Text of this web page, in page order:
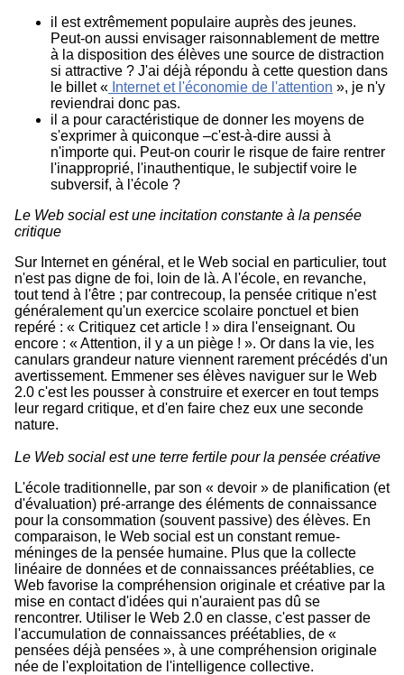
il est extrêmement populaire auprès des jeunes.
Peut-on aussi envisager raisonnablement de mettre
à la disposition des élèves une source de distraction
si attractive ? J'ai déjà répondu à cette question dans
le billet « Internet et l'économie de l'attention », je n'y
reviendrai donc pas.
il a pour caractéristique de donner les moyens de
s'exprimer à quiconque –c'est-à-dire aussi à
n'importe qui. Peut-on courir le risque de faire rentrer
l'inapproprié, l'inauthentique, le subjectif voire le
subversif, à l'école ?
Le Web social est une incitation constante à la pensée
critique
Sur Internet en général, et le Web social en particulier, tout
n'est pas digne de foi, loin de là. A l'école, en revanche,
tout tend à l'être ; par contrecoup, la pensée critique n'est
généralement qu'un exercice scolaire ponctuel et bien
repéré : « Critiquez cet article ! » dira l'enseignant. Ou
encore : « Attention, il y a un piège ! ». Or dans la vie, les
canulars grandeur nature viennent rarement précédés d'un
avertissement. Emmener ses élèves naviguer sur le Web
2.0 c'est les pousser à construire et exercer en tout temps
leur regard critique, et d'en faire chez eux une seconde
nature.
Le Web social est une terre fertile pour la pensée créative
L'école traditionnelle, par son « devoir » de planification (et
d'évaluation) pré-arrange des éléments de connaissance
pour la consommation (souvent passive) des élèves. En
comparaison, le Web social est un constant remue-
méninges de la pensée humaine. Plus que la collecte
linéaire de données et de connaissances préétablies, ce
Web favorise la compréhension originale et créative par la
mise en contact d'idées qui n'auraient pas dû se
rencontrer. Utiliser le Web 2.0 en classe, c'est passer de
l'accumulation de connaissances préétablies, de «
pensées déjà pensées », à une compréhension originale
née de l'exploitation de l'intelligence collective.